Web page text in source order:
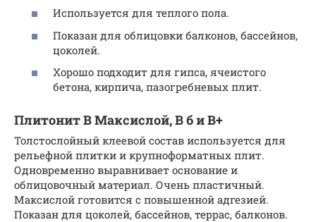
Используется для теплого пола.
Показан для облицовки балконов, бассейнов,
цоколей.
Хорошо подходит для гипса, ячеистого
бетона, кирпича, пазогребневых плит.
Плитонит В Максислой, В б и В+
Толстослойный клеевой состав используется для
рельефной плитки и крупноформатных плит.
Одновременно выравнивает основание и
облицовочный материал. Очень пластичный.
Максислой готовится с повышенной адгезией.
Показан для цоколей, бассейнов, террас, балконов.